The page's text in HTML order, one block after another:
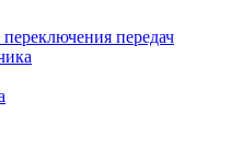
передач